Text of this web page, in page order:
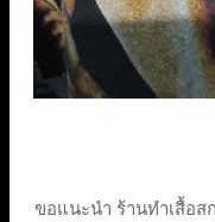
ขอแนะนำ ร้านทําเสื้อส